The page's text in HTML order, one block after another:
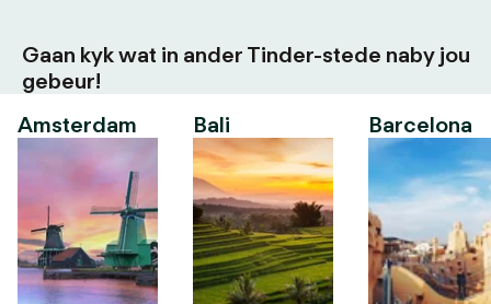
Gaan kyk wat in ander Tinder-stede naby jou
gebeur!
Amsterdam
Bali Barcelona